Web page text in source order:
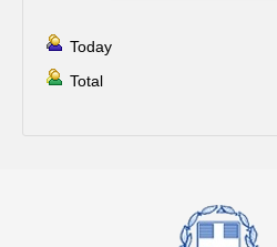
Today
Total